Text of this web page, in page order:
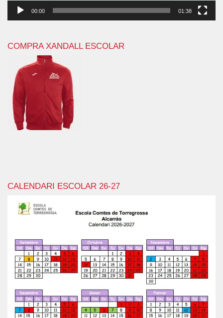
00:00 01:38
COMPRA XANDALL ESCOLAR
CALENDARI ESCOLAR 26-27